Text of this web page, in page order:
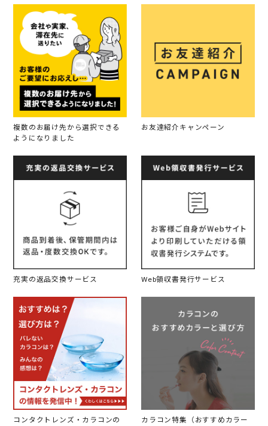
複数のお届け先から選択できる
ようになりました
お友達紹介キャンペーン
充実の返品交換サービス Web領収書発行サービス
コンタクトレンズ・カラコンの
カラコン特集（おすすめカラー